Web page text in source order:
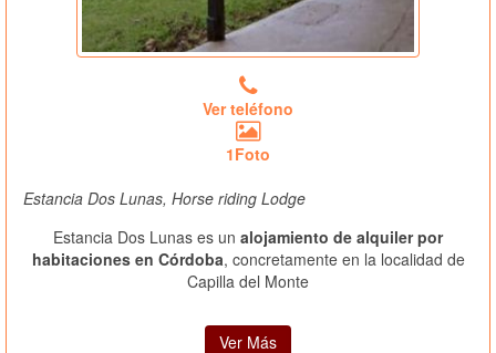
Ver teléfono
1Foto
Estancia Dos Lunas, Horse riding Lodge
Estancia Dos Lunas es un alojamiento de alquiler por
habitaciones en Córdoba, concretamente en la localidad de
Capilla del Monte
Ver Más